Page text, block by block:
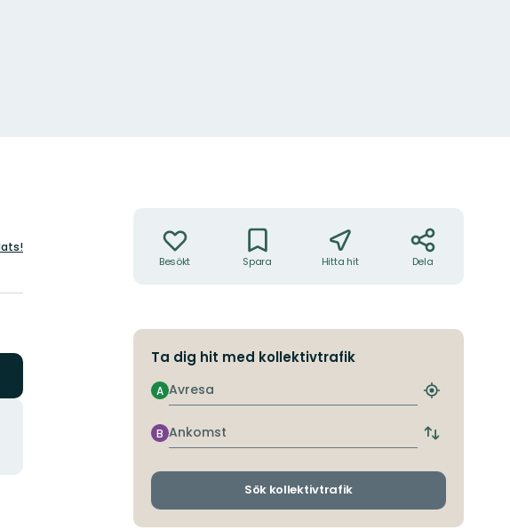
Besökt Spara Hitta hit Dela
Ta dig hit med kollektivtrafik
Avresa
A
Hitta
hållplats
Ankomst
B
Byt
och
Sök kollektivtrafik